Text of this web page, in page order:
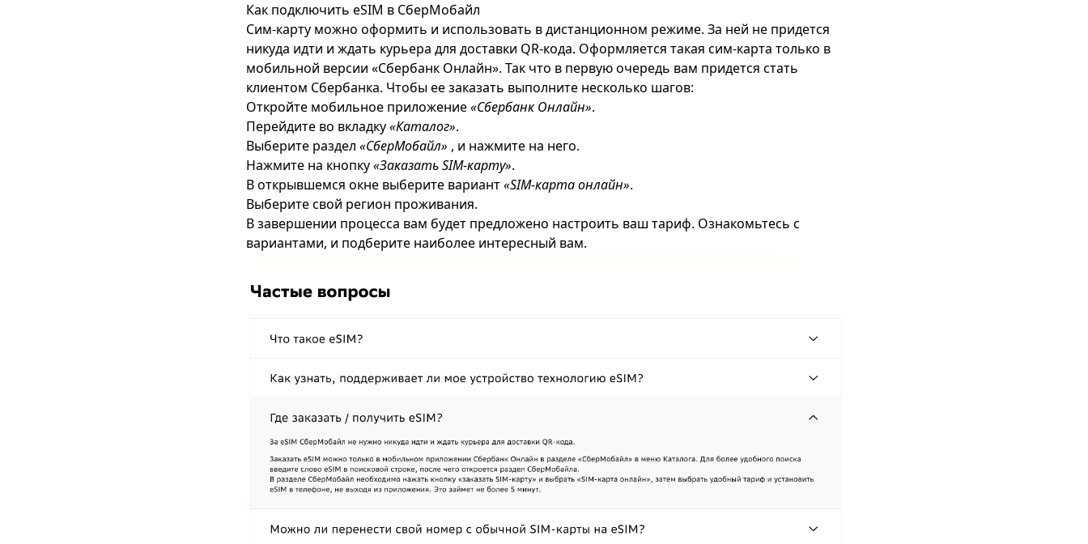
Как подключить eSIM в СберМобайл
Сим-карту можно оформить и использовать в дистанционном режиме. За ней не придется
никуда идти и ждать курьера для доставки QR-кода. Оформляется такая сим-карта только в
мобильной версии «Сбербанк Онлайн». Так что в первую очередь вам придется стать
клиентом Сбербанка. Чтобы ее заказать выполните несколько шагов:
Откройте мобильное приложение«Сбербанк Онлайн».
Перейдите во вкладку«Каталог».
Выберите раздел «СберМобайл» , и нажмите на него.
Нажмите на кнопку«Заказать SIM-карту».
В открывшемся окне выберите вариант«SIM-карта онлайн».
Выберите свой регион проживания.
В завершении процесса вам будет предложено настроить ваш тариф. Ознакомьтесь с
вариантами, и подберите наиболее интересный вам.